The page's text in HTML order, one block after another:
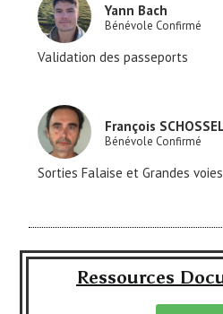
Yann Bach
Bénévole Confirmé
Validation des passeports
François
Bénévole Confirmé
Sorties Falaise et Grandes voies
Ressources